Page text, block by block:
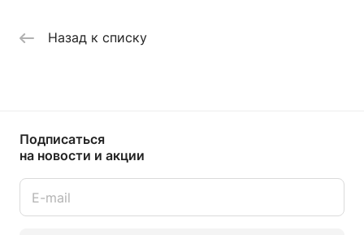
Назад к списку
Подписаться
на новости и акции